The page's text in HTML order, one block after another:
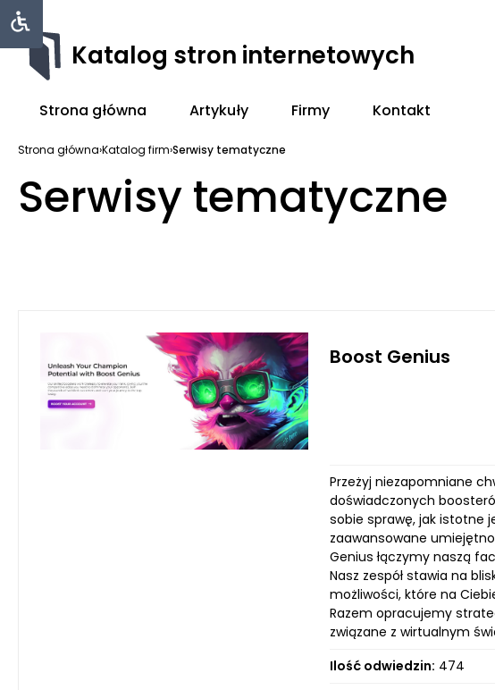
Katalog stron internetowych
Strona główna Artykuły Firmy Kontakt
Strona główna›Katalog firm›Serwisy tematyczne
Serwisy tematyczne
Boost Genius
Przeżyj niezapomniane
doświadczonych
sobie sprawę, jak istotne
zaawansowane
Genius łączymy naszą
Nasz zespół stawia na
możliwości, które na
Razem opracujemy
związane z wirtualnym
Ilość odwiedzin: 474